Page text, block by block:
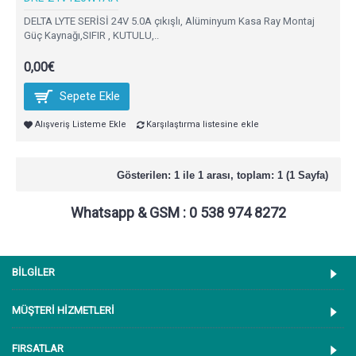
DELTA LYTE SERİSİ 24V 5.0A çıkışlı, Alüminyum Kasa Ray Montaj
Güç Kaynağı,SIFIR , KUTULU,..
0,00€
Sepete Ekle
Alışveriş Listeme Ekle Karşılaştırma listesine ekle
Gösterilen: 1 ile 1 arası, toplam: 1 (1 Sayfa)
Whatsapp & GSM : 0 538 974 8272
BİLGİLER
MÜŞTERİ HİZMETLERİ
FIRSATLAR